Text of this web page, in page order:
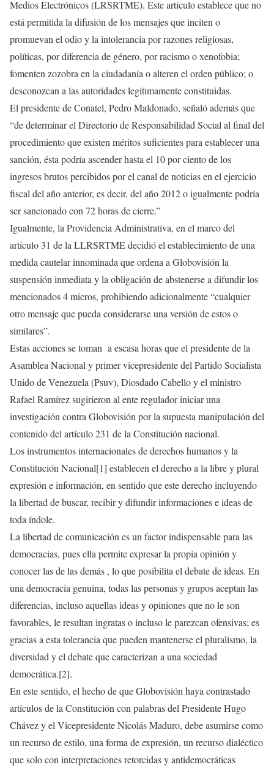
Medios Electrónicos (LRSRTME). Este artículo establece que no
está permitida la difusión de los mensajes que inciten o
promuevan el odio y la intolerancia por razones religiosas,
políticas, por diferencia de género, por racismo o xenofobia;
fomenten zozobra en la ciudadanía o alteren el orden público; o
desconozcan a las autoridades legítimamente constituidas.
El presidente de Conatel, Pedro Maldonado, señaló además que
“de determinar el Directorio de Responsabilidad Social al final del
procedimiento que existen méritos suficientes para establecer una
sanción, ésta podría ascender hasta el 10 por ciento de los
ingresos brutos percibidos por el canal de noticias en el ejercicio
fiscal del año anterior, es decir, del año 2012 o igualmente podría
ser sancionado con 72 horas de cierre.”
Igualmente, la Providencia Administrativa, en el marco del
artículo 31 de la LLRSRTME decidió el establecimiento de una
medida cautelar innominada que ordena a Globovisión la
suspensión inmediata y la obligación de abstenerse a difundir los
mencionados 4 micros, prohibiendo adicionalmente “cualquier
otro mensaje que pueda considerarse una versión de estos o
similares”.
Estas acciones se toman a escasa horas que el presidente de la
Asamblea Nacional y primer vicepresidente del Partido Socialista
Unido de Venezuela (Psuv), Diosdado Cabello y el ministro
Rafael Ramírez sugirieron al ente regulador iniciar una
investigación contra Globovisión por la supuesta manipulación del
contenido del artículo 231 de la Constitución nacional.
Los instrumentos internacionales de derechos humanos y la
Constitución Nacional[1] establecen el derecho a la libre y plural
expresión e información, en sentido que este derecho incluyendo
la libertad de buscar, recibir y difundir informaciones e ideas de
toda índole.
La libertad de comunicación es un factor indispensable para las
democracias, pues ella permite expresar la propia opinión y
conocer las de las demás , lo que posibilita el debate de ideas. En
una democracia genuina, todas las personas y grupos aceptan las
diferencias, incluso aquellas ideas y opiniones que no le son
favorables, le resultan ingratas o incluso le parezcan ofensivas; es
gracias a esta tolerancia que pueden mantenerse el pluralismo, la
diversidad y el debate que caracterizan a una sociedad
democrática.[2].
En este sentido, el hecho de que Globovisión haya contrastado
artículos de la Constitución con palabras del Presidente Hugo
Chávez y el Vicepresidente Nicolás Maduro, debe asumirse como
un recurso de estilo, una forma de expresión, un recurso dialéctico
que solo con interpretaciones retorcidas y antidemocráticas